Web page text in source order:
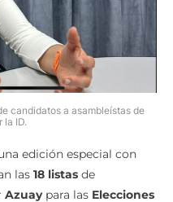
candidatos a asambleístas de
edición especial con
las18 listasde
Azuaypara lasElecciones
domingo 9 de febrero.